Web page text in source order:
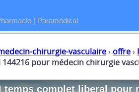
| Paramédical
chirurgie-vasculaire› offre›
pour médecin chirurgie
temps complet liberal pour